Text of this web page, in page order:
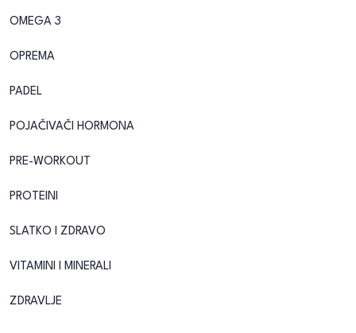
OMEGA 3
OPREMA
PADEL
POJAČIVAČI HORMONA
PRE-WORKOUT
PROTEINI
SLATKO I ZDRAVO
VITAMINI I MINERALI
ZDRAVLJE